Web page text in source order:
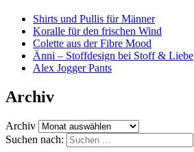
Shirts und Pullis für Männer
Koralle für den frischen Wind
Colette aus der Fibre Mood
Änni – Stoffdesign bei Stoff & Liebe
Alex Jogger Pants
Archiv
Archiv
Suchen nach: